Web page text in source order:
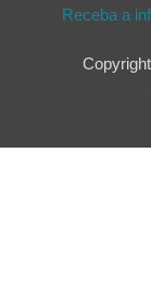
Receba a